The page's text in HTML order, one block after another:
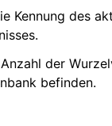
Kennung des
der
befinden.